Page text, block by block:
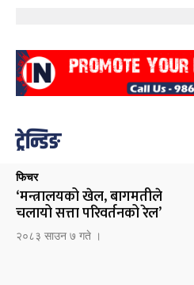
ट्रेन्डिङ
फिचर
‘मन्त्रालयको खेल, बागमतीले
चलायो सत्ता परिवर्तनको रेल’
२०८३ साउन ७ गते ।